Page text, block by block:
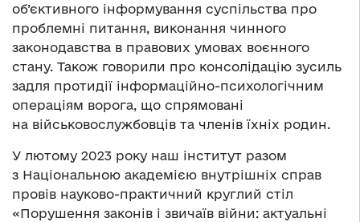
об’єктивного інформування суспільства про
проблемні питання, виконання чинного
законодавства в правових умовах воєнного
стану. Також говорили про консолідацію зусиль
задля протидії інформаційно-психологічним
операціям ворога, що спрямовані
на військовослужбовців та членів їхніх родин.
У лютому 2023 року наш інститут разом
з Національною академією внутрішніх справ
провів науково-практичний круглий стіл
«Порушення законів і звичаїв війни: актуальні